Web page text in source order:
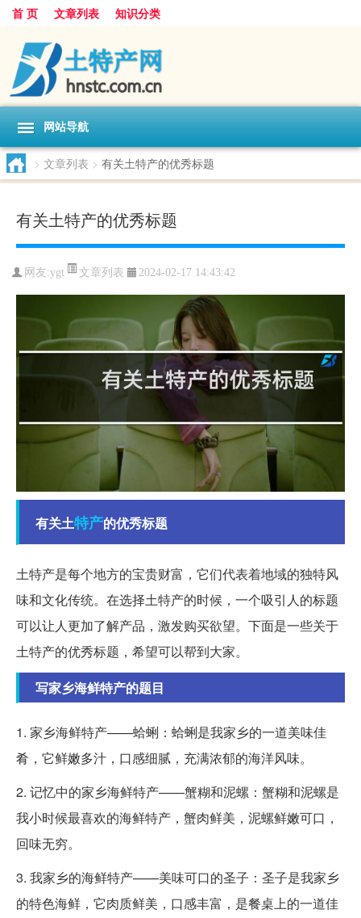
首 页 文章列表 知识分类
网站导航
> 文章列表 > 有关土特产的优秀标题
有关土特产的优秀标题
网友:ygt 文章列表 2024-02-17 14:43:42
有关土特产的优秀标题
土特产是每个地方的宝贵财富，它们代表着地域的独特风
味和文化传统。在选择土特产的时候，一个吸引人的标题
可以让人更加了解产品，激发购买欲望。下面是一些关于
土特产的优秀标题，希望可以帮到大家。
写家乡海鲜特产的题目
1. 家乡海鲜特产——蛤蜊：蛤蜊是我家乡的一道美味佳
肴，它鲜嫩多汁，口感细腻，充满浓郁的海洋风味。
2. 记忆中的家乡海鲜特产——蟹糊和泥螺：蟹糊和泥螺是
我小时候最喜欢的海鲜特产，蟹肉鲜美，泥螺鲜嫩可口，
回味无穷。
3. 我家乡的海鲜特产——美味可口的圣子：圣子是我家乡
的特色海鲜，它肉质鲜美，口感丰富，是餐桌上的一道佳